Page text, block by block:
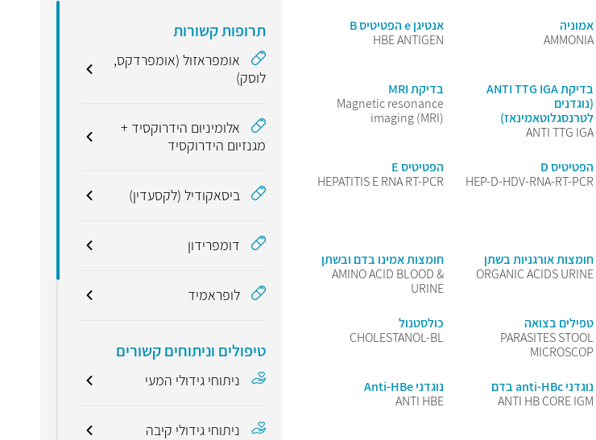
אמוניה
AMMONIA
אנטיגן e הפטיטיס B
HBE ANTIGEN
בדיקת ANTI TTG IGA
(נוגדנים
לטרנסגלוטאמינאז)
ANTI TTG IGA
בדיקת MRI
Magnetic resonance
imaging (MRI)
הפטיטיס D
HEP-D-HDV-RNA-RT-PCR
הפטיטיס E
HEPATITIS E RNA RT-PCR
חומצות אורגניות בשתן
ORGANIC ACIDS URINE
חומצות אמינו בדם ובשתן
AMINO ACID BLOOD &
URINE
טפילים בצואה
PARASITES STOOL
MICROSCOP
כולסטנול
CHOLESTANOL-BL
נוגדני anti-HBc בדם
ANTI HB CORE IGM
נוגדני Anti-HBe
ANTI HBE
תרופות קשורות
אומפראזול (אומפרדקס,
לוסק)
אלומיניום הידרוקסיד +
מגנזיום הידרוקסיד
ביסאקודיל (לקסעדין)
דומפרידון
לופראמיד
טיפולים וניתוחים קשורים
ניתוחי גידולי המעי
ניתוחי גידולי קיבה